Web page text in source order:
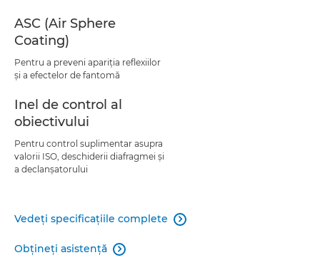
ASC (Air Sphere
Coating)
Pentru a preveni apariţia reflexiilor
şi a efectelor de fantomă
Inel de control al
obiectivului
Pentru control suplimentar asupra
valorii ISO, deschiderii diafragmei şi
a declanşatorului
Vedeţi specificaţiile complete 
Obţineţi asistenţă 